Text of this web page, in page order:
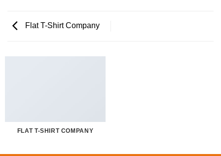
Flat T-Shirt Company
FLAT T-SHIRT COMPANY